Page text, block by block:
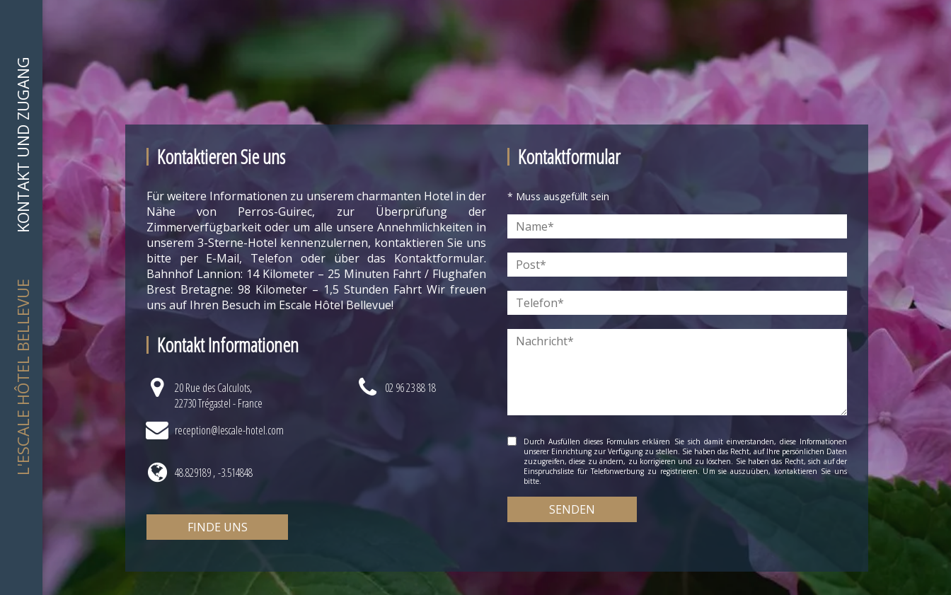
KONTAKT UND ZUGANG
L'ESCALE HÔTEL BELLEVUE
Kontaktieren Sie uns
Für weitere Informationen zu unserem charmanten Hotel in der
Nähe von Perros-Guirec, zur Überprüfung der
Zimmerverfügbarkeit oder um alle unsere Annehmlichkeiten in
unserem 3-Sterne-Hotel kennenzulernen, kontaktieren Sie uns
bitte per E-Mail, Telefon oder über das Kontaktformular.
Bahnhof Lannion: 14 Kilometer – 25 Minuten Fahrt / Flughafen
Brest Bretagne: 98 Kilometer – 1,5 Stunden Fahrt Wir freuen
uns auf Ihren Besuch im Escale Hôtel Bellevue!
Kontakt Informationen
20 Rue des Calculots,
22730 Trégastel - France
reception@lescale-hotel.com
48.829189 , -3.514848
02 96 23 88 18
FINDE UNS
Kontaktformular
* Muss ausgefüllt sein
Durch Ausfüllen dieses Formulars erklären Sie sich damit einverstanden, diese Informationen
unserer Einrichtung zur Verfügung zu stellen. Sie haben das Recht, auf Ihre persönlichen Daten
zuzugreifen, diese zu ändern, zu korrigieren und zu löschen. Sie haben das Recht, sich auf der
Einspruchsliste für Telefonwerbung zu registrieren. Um sie auszuüben, kontaktieren Sie uns
bitte.
SENDEN